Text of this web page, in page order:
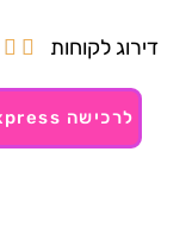
דירוג לקוחות 

לרכישה aliexpress